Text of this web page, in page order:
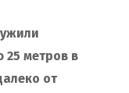
метров в
от